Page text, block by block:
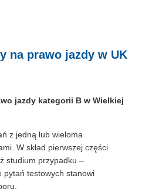
na prawo jazdy w UK
jazdy kategorii B w Wielkiej
z jedną lub wieloma
W skład pierwszej części
studium przypadku –
pytań testowych stanowi